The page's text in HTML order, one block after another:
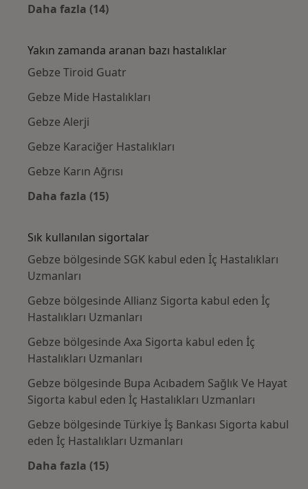
Daha fazla (14)
Yakın zamanda aranan bazı hastalıklar
Gebze Tiroid Guatr
Gebze Mide Hastalıkları
Gebze Alerji
Gebze Karaciğer Hastalıkları
Gebze Karın Ağrısı
Daha fazla (15)
Sık kullanılan sigortalar
Gebze bölgesinde SGK kabul eden İç Hastalıkları
Uzmanları
Gebze bölgesinde Allianz Sigorta kabul eden İç
Hastalıkları Uzmanları
Gebze bölgesinde Axa Sigorta kabul eden İç
Hastalıkları Uzmanları
Gebze bölgesinde Bupa Acıbadem Sağlık Ve Hayat
Sigorta kabul eden İç Hastalıkları Uzmanları
Gebze bölgesinde Türkiye İş Bankası Sigorta kabul
eden İç Hastalıkları Uzmanları
Daha fazla (15)